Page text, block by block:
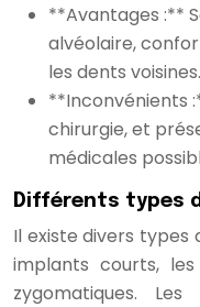
**Avantages :**
alvéolaire,
les dents voisines.
**Inconvénients
chirurgie, et
médicales
Différents types
Il existe divers types
implants courts,
zygomatiques.